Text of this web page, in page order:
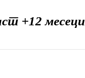
+12 месеци